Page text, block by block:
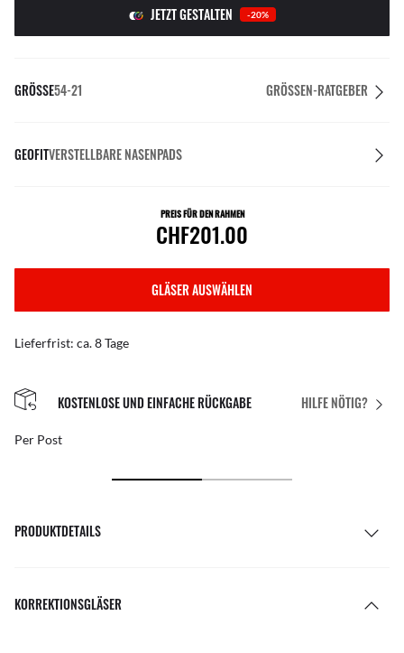
JETZT GESTALTEN -20%
GRÖSSE54-21 GRÖSSEN-RATGEBER
GEOFITVERSTELLBARE NASENPADS
PREIS FÜR DEN RAHMEN
CHF201.00
GLÄSER AUSWÄHLEN
Lieferfrist: ca. 8 Tage
HILFE NÖTIG?
KOSTENLOSE UND EINFACHE RÜCKGABE
Per Post
PRODUKTDETAILS
KORREKTIONSGLÄSER